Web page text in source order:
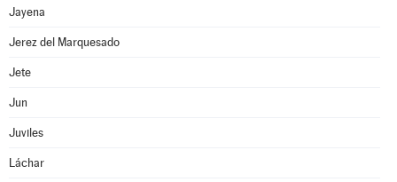
Jayena
Jerez del Marquesado
Jete
Jun
Juviles
Láchar